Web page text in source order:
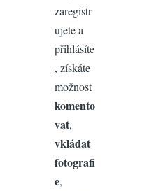
zaregistr
ujete a
přihlásíte
, získáte
možnost
komento
vat,
vkládat
fotografi
e,